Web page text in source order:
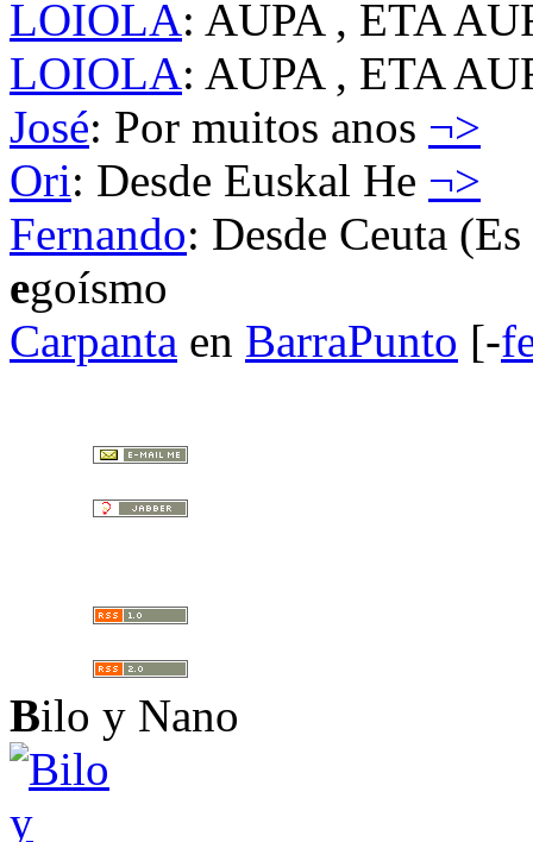
LOIOLA: AUPA , ETA
LOIOLA: AUPA , ETA
José: Por muitos anos ¬>
Ori: Desde Euskal He ¬>
Fernando: Desde Ceuta (Es
egoísmo
Carpanta en BarraPunto [-
Bilo y Nano